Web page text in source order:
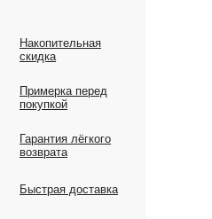
Накопительная
скидка
Примерка перед
покупкой
Гарантия лёгкого
возврата
Быстрая доставка